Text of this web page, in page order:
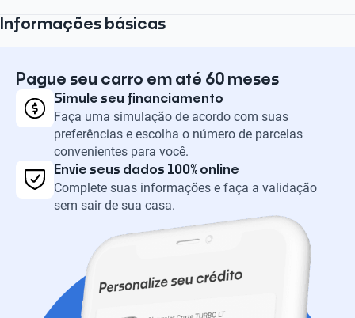
Informações básicas
Pague seu carro em até 60 meses
Simule seu financiamento
Faça uma simulação de acordo com suas
preferências e escolha o número de parcelas
convenientes para você.
Envie seus dados 100% online
Complete suas informações e faça a validação
sem sair de sua casa.